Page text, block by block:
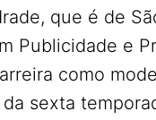
que é de
Publicidade e
como
sexta